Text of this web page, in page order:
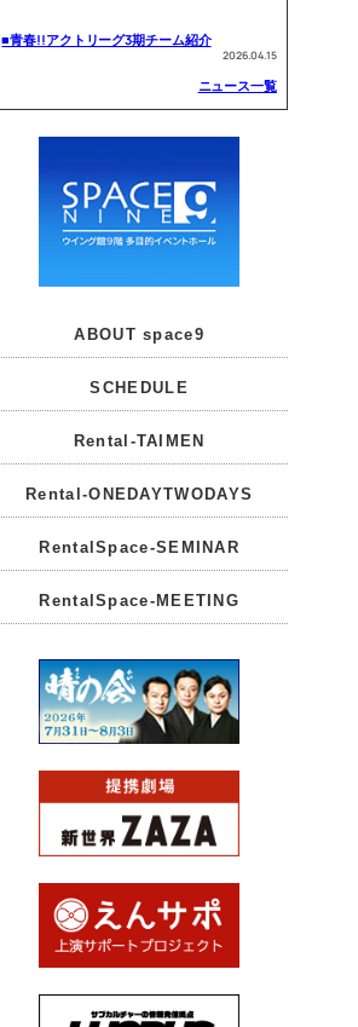
■青春!!アクトリーグ3期チーム紹介
2026.04.15
ニュース一覧
ABOUT space9
SCHEDULE
Rental-TAIMEN
Rental-ONEDAYTWODAYS
RentalSpace-SEMINAR
RentalSpace-MEETING